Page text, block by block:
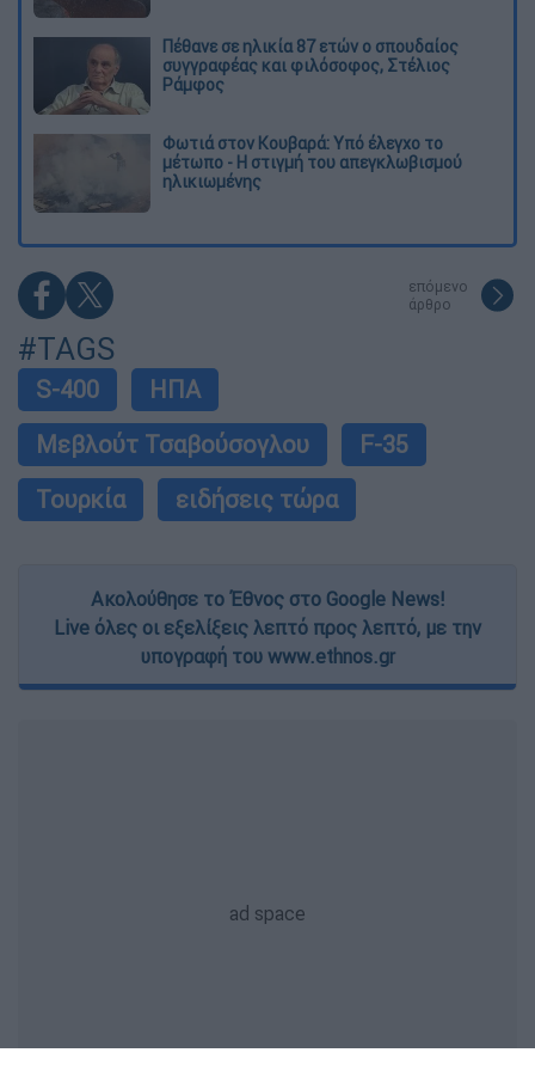
Πέθανε σε ηλικία 87 ετών ο σπουδαίος
συγγραφέας και φιλόσοφος, Στέλιος
Ράμφος
Φωτιά στον Κουβαρά: Υπό έλεγχο το
μέτωπο - Η στιγμή του απεγκλωβισμού
ηλικιωμένης
επόμενο
άρθρο
#TAGS
S-400
ΗΠΑ
Μεβλούτ Τσαβούσογλου
F-35
Τουρκία
ειδήσεις τώρα
Ακολούθησε το Έθνος στο Google News!
Live όλες οι εξελίξεις λεπτό προς λεπτό, με την
υπογραφή του www.ethnos.gr